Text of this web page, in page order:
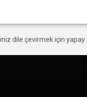
dile çevirmek için